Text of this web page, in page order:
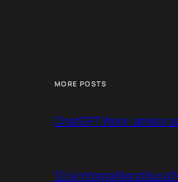
MORE POSTS
ChatGPT Work: amikor
10 új infografika stílus a